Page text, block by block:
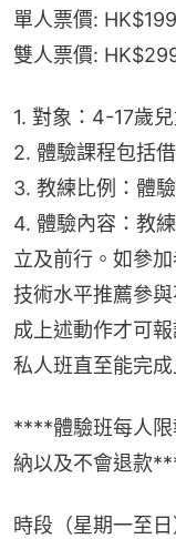
單人票價:
雙人票價:
1. 對象：4-17歲
2. 體驗課程包括
3. 教練比例：體
4. 體驗內容：教
立及前行。如參
技術水平推薦參
成上述動作才可
私人班直至能完成
****體驗班每人
納以及不會退款
時段（星期一至日